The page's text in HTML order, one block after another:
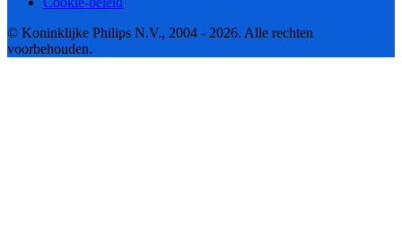
© Koninklijke Philips N.V., 2004 - 2026. Alle rechten
voorbehouden.